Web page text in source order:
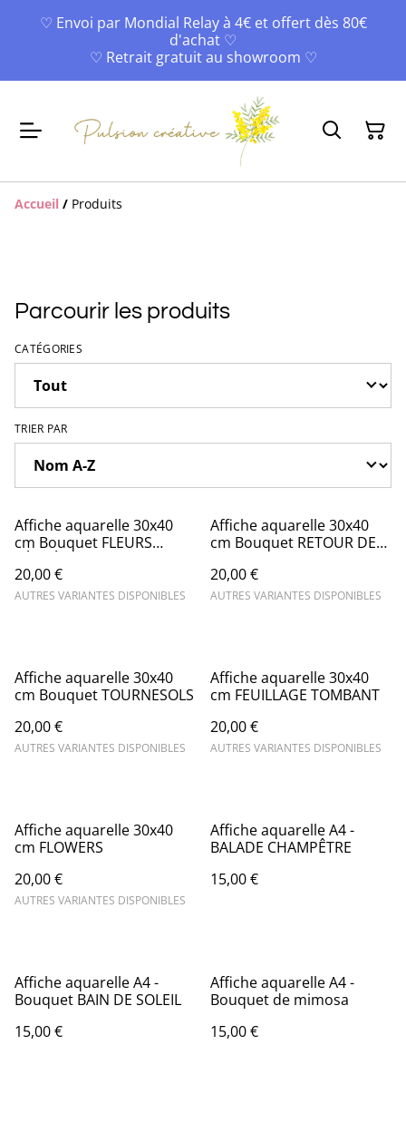
♡ Envoi par Mondial Relay à 4€ et offert dès 80€
d'achat ♡
♡ Retrait gratuit au showroom ♡
Accueil / Produits
Parcourir les produits
CATÉGORIES
TRIER PAR
Affiche aquarelle 30x40
cm Bouquet FLEURS
20,00 €
AUTRES VARIANTES DISPONIBLES
Affiche aquarelle 30x40
cm Bouquet RETOUR DE
20,00 €
AUTRES VARIANTES DISPONIBLES
Affiche aquarelle 30x40
cm Bouquet TOURNESOLS
20,00 €
AUTRES VARIANTES DISPONIBLES
Affiche aquarelle 30x40
cm FEUILLAGE TOMBANT
20,00 €
AUTRES VARIANTES DISPONIBLES
Affiche aquarelle 30x40
cm FLOWERS
20,00 €
AUTRES VARIANTES DISPONIBLES
Affiche aquarelle A4 -
BALADE CHAMPÊTRE
15,00 €
Affiche aquarelle A4 -
Bouquet BAIN DE SOLEIL
15,00 €
Affiche aquarelle A4 -
Bouquet de mimosa
15,00 €